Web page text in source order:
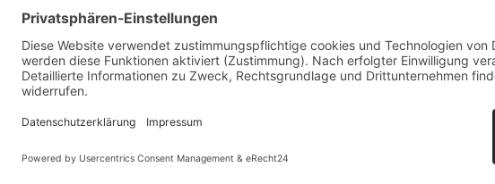
Mitglieder
Werbegemeinschaft
Mitglied werden
Aufgaben
Ansprechpartner
Partner
Vorstand
Kontakt